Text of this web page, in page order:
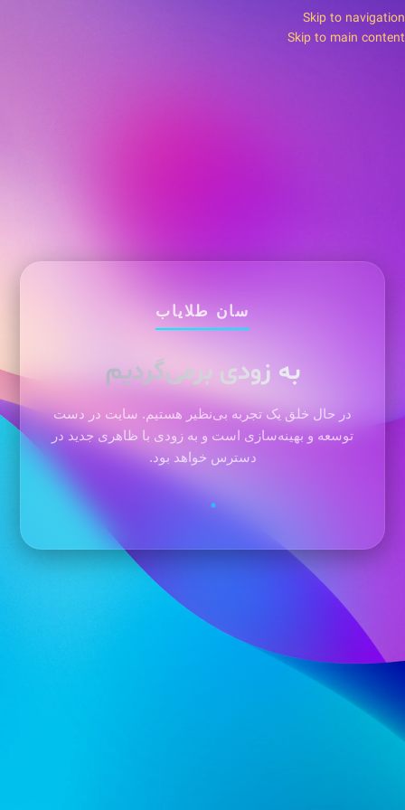
Skip to navigation
Skip to main content
سان طلایاب
به زودی برمی‌گردیم
در حال خلق یک تجربه بی‌نظیر هستیم. سایت در دست
توسعه و بهینه‌سازی است و به زودی با ظاهری جدید در
دسترس خواهد بود.